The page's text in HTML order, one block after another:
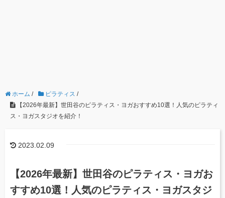
ホーム / ピラティス /
【2026年最新】世田谷のピラティス・ヨガおすすめ10選！人気のピラティ
ス・ヨガスタジオを紹介！
2023.02.09
【2026年最新】世田谷のピラティス・ヨガお
すすめ10選！人気のピラティス・ヨガスタジ